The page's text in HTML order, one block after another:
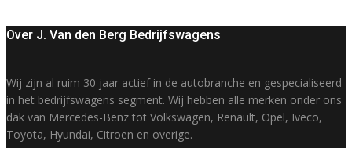
Over J. Van den Berg Bedrijfswagens
Wij zijn al ruim 30 jaar actief in de autobranche en gespecialiseerd
in het bedrijfswagens segment. Wij hebben alle merken onder ons
dak van Mercedes-Benz tot Volkswagen, Renault, Opel, Iveco,
Toyota, Hyundai, Citroen en overige.